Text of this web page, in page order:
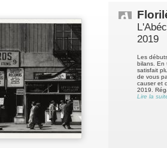
2019
Les
bilans. En
satisfait
de vous
causer et
2019.
Lire la